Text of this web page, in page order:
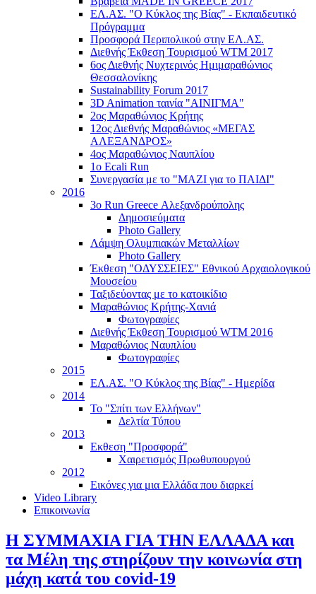
ΕΛ.ΑΣ. "Ο Κύκλος της Βίας" - Εκπαιδευτικό
Πρόγραμμα
Προσφορά Περιπολικού στην ΕΛ.ΑΣ.
Διεθνής Έκθεση Τουρισμού WTM 2017
6ος Διεθνής Νυχτερινός Ημιμαραθώνιος
Θεσσαλονίκης
Sustainability Forum 2017
3D Animation ταινία "ΑΙΝΙΓΜΑ"
2ος Μαραθώνιος Κρήτης
12ος Διεθνής Μαραθώνιος «ΜΕΓΑΣ
ΑΛΕΞΑΝΔΡΟΣ»
4ος Μαραθώνιος Ναυπλίου
1ο Ecali Run
Συνεργασία με το "ΜΑΖΙ για το ΠΑΙΔΙ"
2016
3ο Run Greece Αλεξανδρούπολης
Δημοσιεύματα
Photo Gallery
Λάμψη Ολυμπιακών Μεταλλίων
Photo Gallery
Έκθεση "ΟΔΥΣΣΕΙΕΣ" Εθνικού Αρχαιολογικού
Μουσείου
Ταξιδεύοντας με το κατοικίδιο
Μαραθώνιος Κρήτης-Χανιά
Φωτογραφίες
Διεθνής Έκθεση Τουρισμού WTM 2016
Μαραθώνιος Ναυπλίου
Φωτογραφίες
2015
ΕΛ.ΑΣ. "Ο Κύκλος της Βίας" - Ημερίδα
2014
Το "Σπίτι των Ελλήνων"
Δελτία Τύπου
2013
Εκθεση "Προσφορά"
Χαιρετισμός Πρωθυπουργού
2012
Εικόνες για μια Ελλάδα που διαρκεί
Video Library
Επικοινωνία
Η ΣΥΜΜΑΧΙΑ ΓΙΑ ΤΗΝ ΕΛΛΑΔΑ και
τα Μέλη της στηρίζουν την κοινωνία στη
μάχη κατά του covid-19